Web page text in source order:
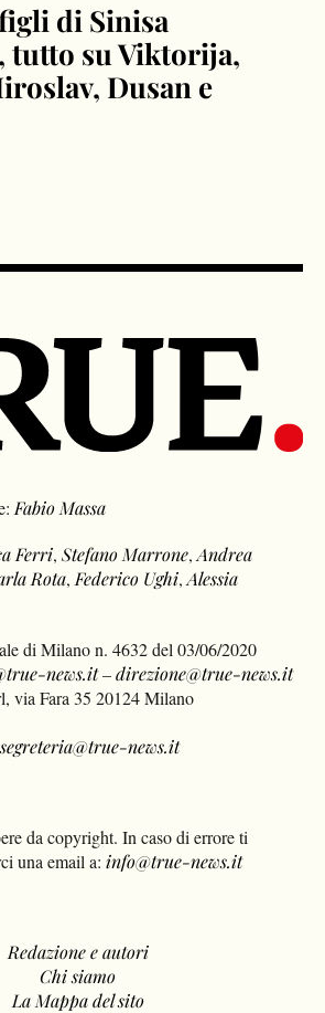
di Sinisa
tutto su Viktorija,
Dusan e
Fabio Massa
Ferri,Stefano Marrone,Andrea
Rota, Federico Ughi,Alessia
di Milano n. 4632 del 03/06/2020
news.it–direzione@true-news.it
via Fara 35 20124 Milano
segreteria@true-news.it
da copyright. In caso di errore ti
una email a: info@true-news.it
Redazione e autori
Chi siamo
La Mappa del sito